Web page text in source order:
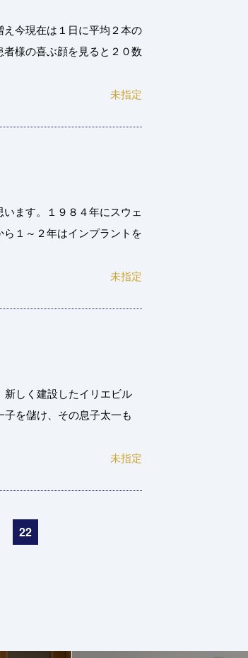
今現在は１日に平均２本の
様の喜ぶ顔を見ると２０数
未指定
ます。１９８４年にスウェ
１～２年はインプラントを
未指定
しく建設したイリエビル
を儲け、その息子太一も
未指定
22